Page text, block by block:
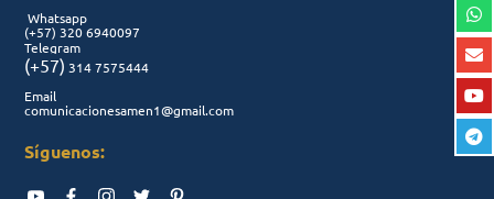
Whatsapp
(+57) 320 6940097
Telegram
(+57) 314 7575444
Email
comunicacionesamen1@gmail.com
Síguenos: